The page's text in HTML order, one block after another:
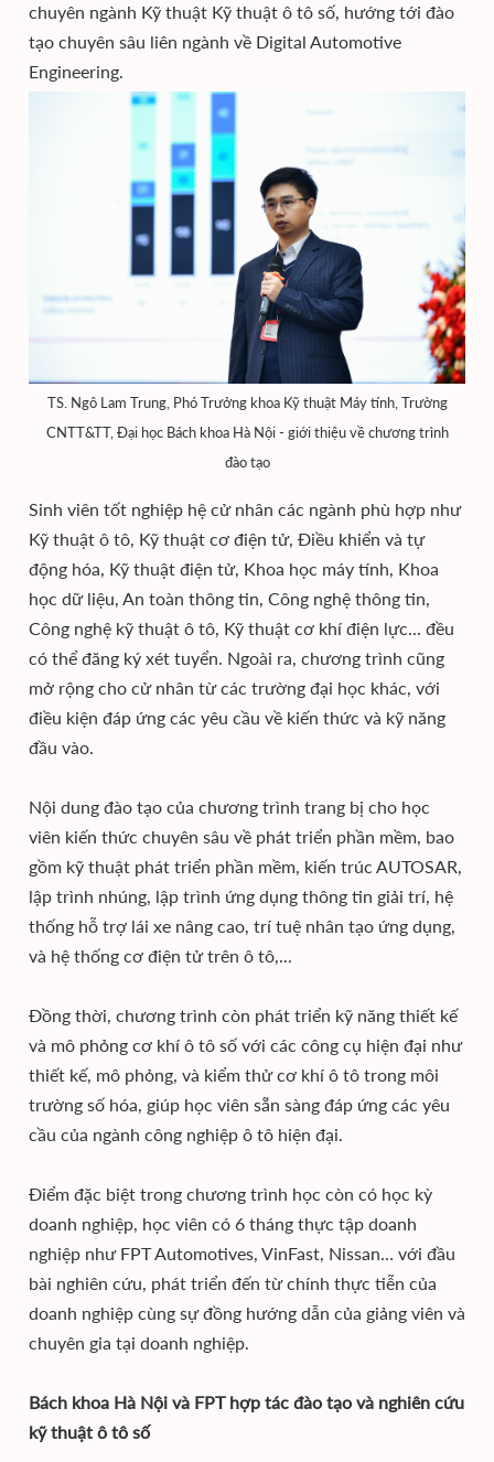
chuyên ngành Kỹ thuật Kỹ thuật ô tô số, hướng tới đào
tạo chuyên sâu liên ngành về Digital Automotive
Engineering.
TS. Ngô Lam Trung, Phó Trưởng khoa Kỹ thuật Máy tính, Trường
CNTT&TT, Đại học Bách khoa Hà Nội - giới thiệu về chương trình
đào tạo
Sinh viên tốt nghiệp hệ cử nhân các ngành phù hợp như
Kỹ thuật ô tô, Kỹ thuật cơ điện tử, Điều khiển và tự
động hóa, Kỹ thuật điện tử, Khoa học máy tính, Khoa
học dữ liệu, An toàn thông tin, Công nghệ thông tin,
Công nghệ kỹ thuật ô tô, Kỹ thuật cơ khí điện lực... đều
có thể đăng ký xét tuyển. Ngoài ra, chương trình cũng
mở rộng cho cử nhân từ các trường đại học khác, với
điều kiện đáp ứng các yêu cầu về kiến thức và kỹ năng
đầu vào.
Nội dung đào tạo của chương trình trang bị cho học
viên kiến thức chuyên sâu về phát triển phần mềm, bao
gồm kỹ thuật phát triển phần mềm, kiến trúc AUTOSAR,
lập trình nhúng, lập trình ứng dụng thông tin giải trí, hệ
thống hỗ trợ lái xe nâng cao, trí tuệ nhân tạo ứng dụng,
và hệ thống cơ điện tử trên ô tô,...
Đồng thời, chương trình còn phát triển kỹ năng thiết kế
và mô phỏng cơ khí ô tô số với các công cụ hiện đại như
thiết kế, mô phỏng, và kiểm thử cơ khí ô tô trong môi
trường số hóa, giúp học viên sẵn sàng đáp ứng các yêu
cầu của ngành công nghiệp ô tô hiện đại.
Điểm đặc biệt trong chương trình học còn có học kỳ
doanh nghiệp, học viên có 6 tháng thực tập doanh
nghiệp như FPT Automotives, VinFast, Nissan… với đầu
bài nghiên cứu, phát triển đến từ chính thực tiễn của
doanh nghiệp cùng sự đồng hướng dẫn của giảng viên và
chuyên gia tại doanh nghiệp.
Bách khoa Hà Nội và FPT hợp tác đào tạo và nghiên cứu
kỹ thuật ô tô số